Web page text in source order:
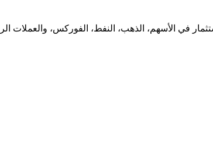
في الأسهم، الذهب، النفط، الفوركس، والعملات